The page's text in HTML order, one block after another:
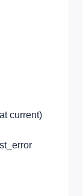
current)